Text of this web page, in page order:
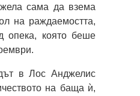
сама да взема
на раждаемостта,
опека, която беше
в Лос Анджелис
на баща ѝ,